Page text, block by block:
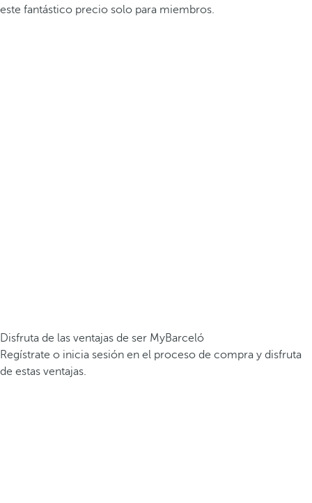
este fantástico precio solo para miembros.
Disfruta de las ventajas de ser MyBarceló
Regístrate o inicia sesión en el proceso de compra y disfruta
de estas ventajas.